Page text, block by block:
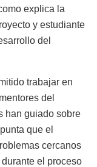
explica la
y estudiante
del
trabajar en
del
han guiado sobre
que el
cercanos
el proceso